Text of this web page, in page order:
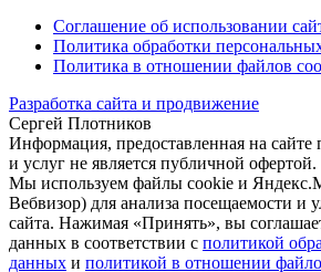
Соглашение об использовании
Политика обработки
Политика в отношении файлов
Разработка сайта и продвижение
Сергей Плотников
Информация, предоставленная на сайте
и услуг не является публичной офертой.
Мы используем файлы cookie и
Вебвизор) для анализа посещаемости и
сайта. Нажимая «Принять», вы
данных в соответствии с политикой
данных и политикой в отношении